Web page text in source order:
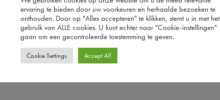
ervaring te bieden door uw voorkeuren en herhaalde bezoeken te
onthouden. Door op "Alles accepteren" te klikken, stemt u in met het
gebruik van ALLE cookies. U kunt echter naar "Cookie-instellingen"
gaan om een ​​gecontroleerde toestemming te geven.
Cookie Settings Accept All